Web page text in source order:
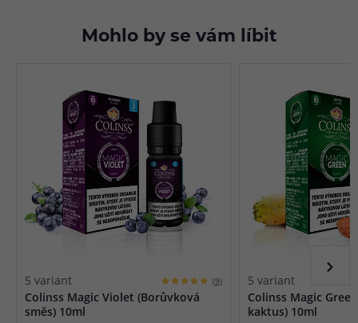
Mohlo by se vám líbit
5 variant (9)
Colinss Magic Violet (Borůvková
směs) 10ml
5 variant
Colinss Magic
kaktus) 10ml